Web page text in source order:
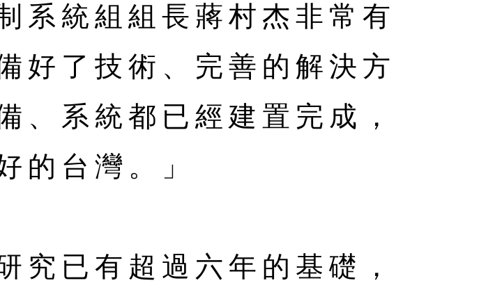
系統組組長蔣村杰非常有
好了技術、完善的解決方
、系統都已經建置完成，
的台灣。」
究已有超過六年的基礎，